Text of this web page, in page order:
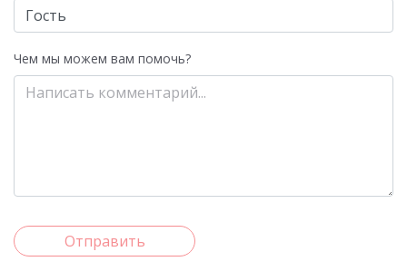
Чем мы можем вам помочь?
Отправить